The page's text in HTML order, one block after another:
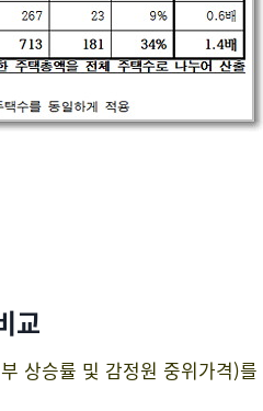
교
상승률 및 감정원 중위가격)를